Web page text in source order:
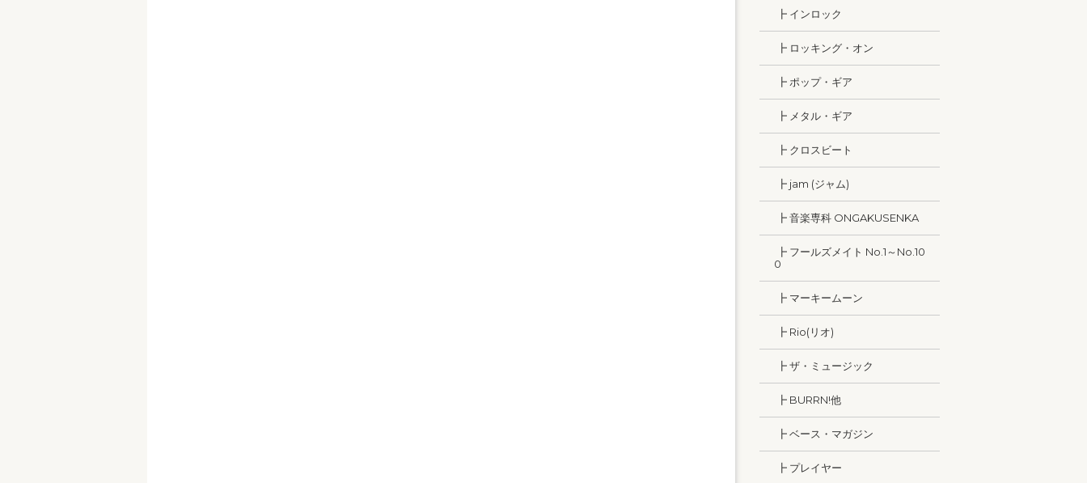
┣ インロック
┣ ロッキング・オン
┣ ポップ・ギア
┣ メタル・ギア
┣ クロスビート
┣ jam (ジャム)
┣ 音楽専科 ONGAKUSENKA
┣ フールズメイト No.1～No.10
0
┣ マーキームーン
┣ Rio(リオ)
┣ ザ・ミュージック
┣ BURRN!他
┣ ベース・マガジン
┣ プレイヤー